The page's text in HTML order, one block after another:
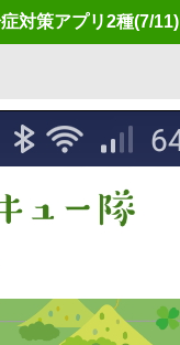
対策アプリ2種(7/11)